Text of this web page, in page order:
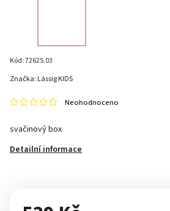
Kód:7262S.03
Neohodnoceno
svačinový box
Detailní informace
Značka: Lässig KIDS